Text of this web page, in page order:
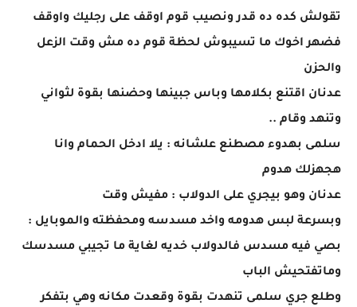
تقولش كده ده قدر ونصيب قوم اوقف على رجليك واوقف
فضهر اخوك ما تسيبوش لحظة قوم ده مش وقت الزعل
والحزن
عدنان اقتنع بكلامها وباس جبينها وحضنها بقوة لثواني
وتنهد وقام ..
سلمى بهدوء مصطنع علشانه : يلا ادخل الحمام وانا
هجهزلك هدوم
عدنان وهو بيجري على الدولاب : مفيش وقت
وبسرعة لبس هدومه واخد مسدسه ومحفظته والموبايل :
بصي فيه مسدس فالدولاب خديه لغاية ما تجيبي مسدسك
وماتفتحيش الباب
وطلع جري سلمى تنهدت بقوة وقعدت مكانه وهي بتفكر